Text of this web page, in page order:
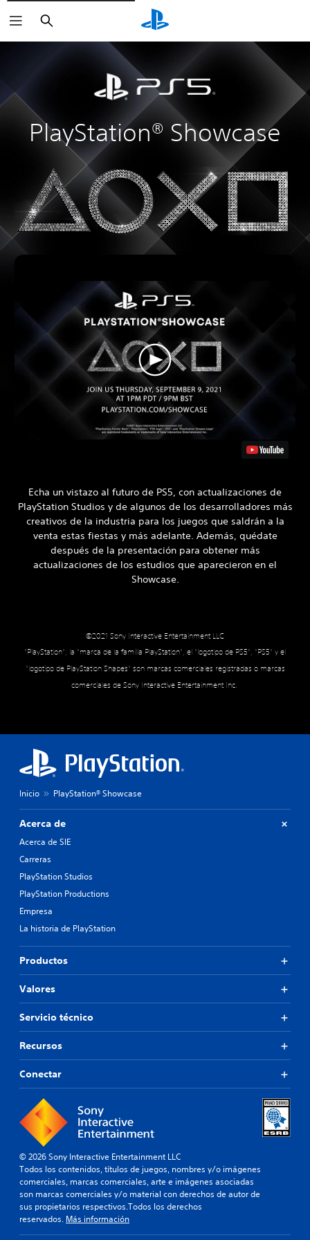
Buscar
PlayStation® Showcase
Echa un vistazo al futuro de PS5, con actualizaciones de
PlayStation Studios y de algunos de los desarrolladores más
creativos de la industria para los juegos que saldrán a la
venta estas fiestas y más adelante. Además, quédate
después de la presentación para obtener más
actualizaciones de los estudios que aparecieron en el
Showcase.
©2021 Sony Interactive Entertainment LLC
"PlayStation", la "marca de la familia PlayStation", el "logotipo de PS5", "PS5" y el
"logotipo de PlayStation Shapes" son marcas comerciales registradas o marcas
comerciales de Sony Interactive Entertainment Inc.
Inicio PlayStation® Showcase
Acerca de
Acerca de SIE
Carreras
PlayStation Studios
PlayStation Productions
Empresa
La historia de PlayStation
Productos
Valores
Servicio técnico
Recursos
Conectar
© 2026 Sony Interactive Entertainment LLC
Todos los contenidos, títulos de juegos, nombres y/o imágenes
comerciales, marcas comerciales, arte e imágenes asociadas
son marcas comerciales y/o material con derechos de autor de
sus propietarios respectivos.Todos los derechos
reservados. Más información